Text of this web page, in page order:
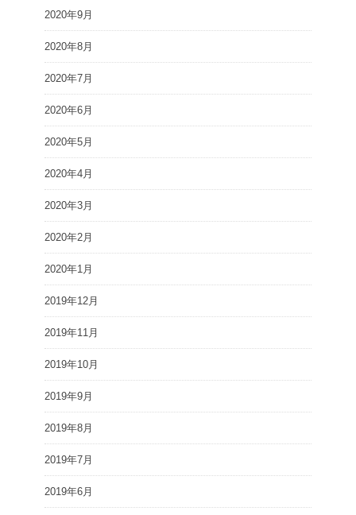
2020年9月
2020年8月
2020年7月
2020年6月
2020年5月
2020年4月
2020年3月
2020年2月
2020年1月
2019年12月
2019年11月
2019年10月
2019年9月
2019年8月
2019年7月
2019年6月